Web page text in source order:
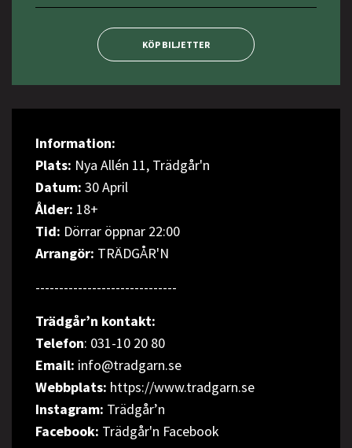
KÖP BILJETTER
Information:
Plats: Nya Allén 11, Trädgår'n
Datum: 30 April
Ålder: 18+
Tid: Dörrar öppnar 22:00
Arrangör: TRÄDGÅR'N
------------------------------
Trädgår’n kontakt:
Telefon: 031-10 20 80
Email: info@tradgarn.se
Webbplats: https://www.tradgarn.se
Instagram: Trädgår’n
Facebook: Trädgår'n Facebook